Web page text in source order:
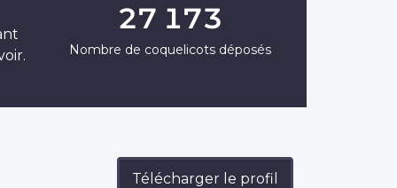
27 173
Nombre de coquelicots déposés
Télécharger le profil